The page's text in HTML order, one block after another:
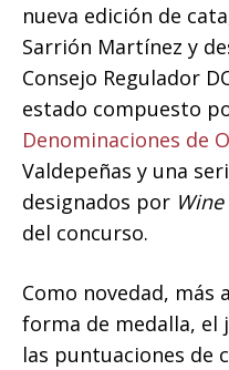
nueva edición de
Sarrión Martínez y
Consejo Regulador
estado compuesto
Denominaciones de
Valdepeñas y una
designados por
del concurso.
Como novedad, más
forma de medalla,
las puntuaciones de